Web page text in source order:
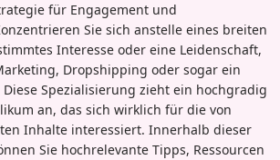
für Engagement und
Sie sich anstelle eines breiten
Interesse oder eine Leidenschaft,
Dropshipping oder sogar ein
Spezialisierung zieht ein hochgradig
an, das sich wirklich für die von
Inhalte interessiert. Innerhalb dieser
Sie hochrelevante Tipps, Ressourcen